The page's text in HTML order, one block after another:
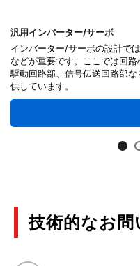
汎用インバーター/サーボ
インバーター/サーボの設計で
などが重要です。ここでは回
駆動回路部、信号伝送回路部
供しています。
技術的なお問